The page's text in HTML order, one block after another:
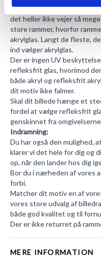
glas og har den store
det heller ikke vejer så
store rammer, hvorfor
akrylglas. Langt de fleste,
ind vælger akrylglas.
Der er ingen UV
refleksfrit glas, hvorimod
både akryl og refleksfrit
dit motiv ikke falmer.
Skal dit billede hænge et
fordel at vælge refleksfrit
genskinnet fra
Indramning:
Du har også den mulighed,
klarer vi det hele for dig og
op, når den lander hos dig
Bor du i nærheden af vores
forbi.
Matcher dit motiv en af
vores store udvalg af
både god kvalitet og til
Der er ikke returret på
MERE INFORMATION